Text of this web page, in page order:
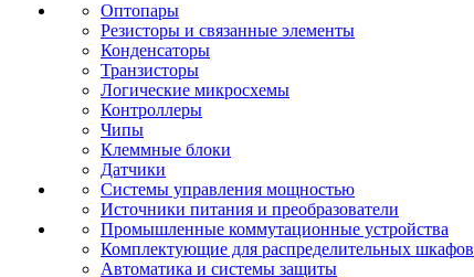
Оптопары
Резисторы и связанные элементы
Конденсаторы
Транзисторы
Логические микросхемы
Контроллеры
Чипы
Клеммные блоки
Датчики
Системы управления мощностью
Источники питания и преобразователи
Промышленные коммутационные устройства
Комплектующие для распределительных шкафов
Автоматика и системы защиты